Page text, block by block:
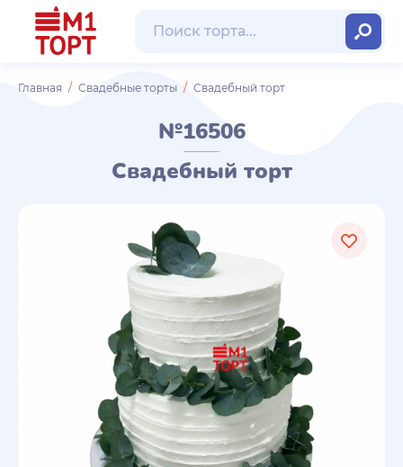
Главная Свадебные торты Свадебный торт
№16506
Свадебный торт